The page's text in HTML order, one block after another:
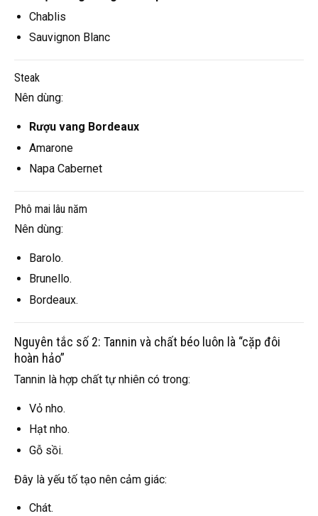
Chablis
Sauvignon Blanc
Steak
Nên dùng:
Rượu vang Bordeaux
Amarone
Napa Cabernet
Phô mai lâu năm
Nên dùng:
Barolo.
Brunello.
Bordeaux.
Nguyên tắc số 2: Tannin và chất béo luôn là “cặp đôi
hoàn hảo”
Tannin là hợp chất tự nhiên có trong:
Vỏ nho.
Hạt nho.
Gỗ sồi.
Đây là yếu tố tạo nên cảm giác:
Chát.